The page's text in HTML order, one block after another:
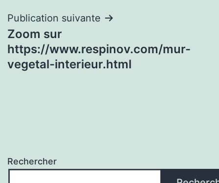
Publication suivante
Zoom sur
https://www.respinov.com/mur-
vegetal-interieur.html
Rechercher